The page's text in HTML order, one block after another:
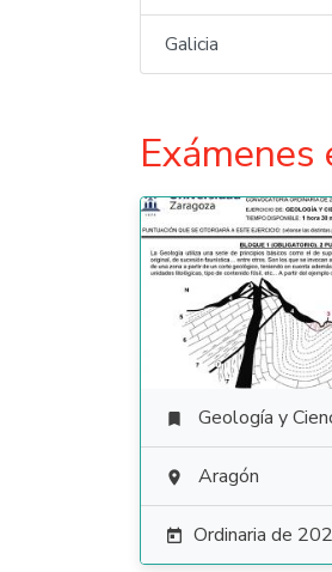
Galicia
Exámenes
 Geología y Ciencias
 Aragón
 Ordinaria de